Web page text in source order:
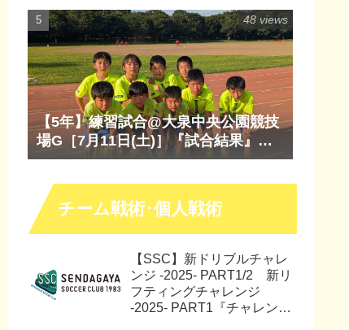
G［6月14日(日)］『試合結果』『マ
ッチレポート』『試合動画』
【5年】練習試合@大泉中央公園競技
場G［7月11日(土)］『試合結果』
『マッチレポート』『試合動画』
48 views
チーム戦術･個人戦術
【SSC】新ドリブルチャレ
ンジ -2025- PART1/2 新リ
フティングチャレンジ
-2025- PART1『チャレンジ